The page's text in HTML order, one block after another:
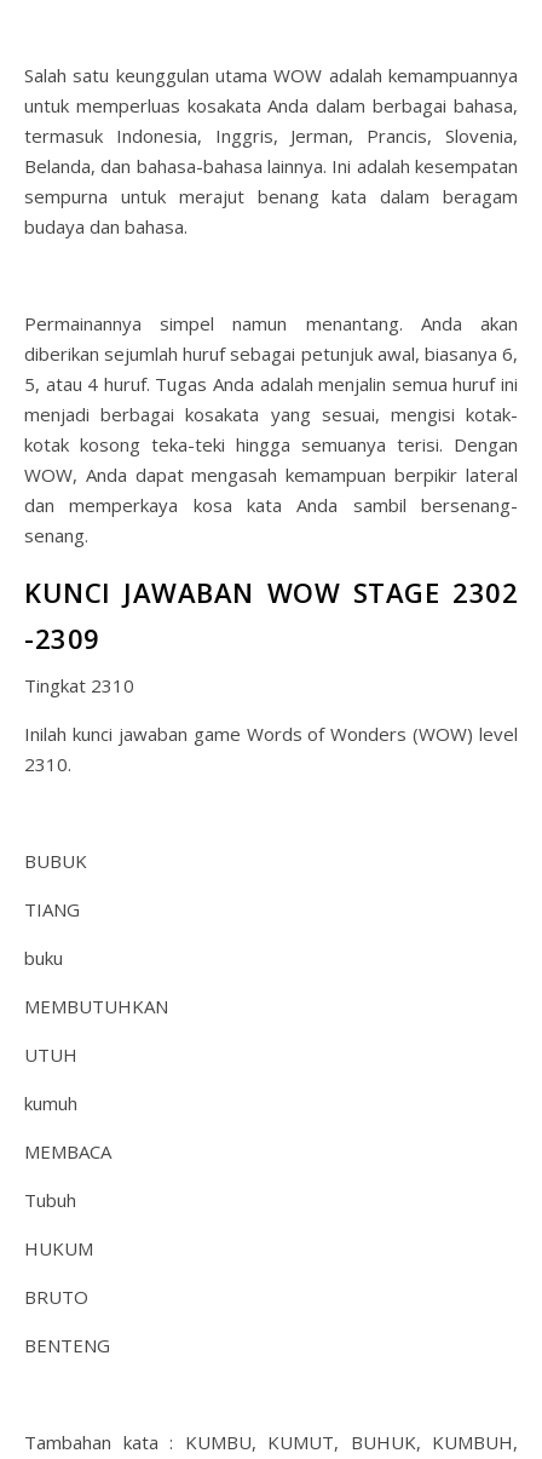
Salah satu keunggulan utama WOW adalah kemampuannya
untuk memperluas kosakata Anda dalam berbagai bahasa,
termasuk Indonesia, Inggris, Jerman, Prancis, Slovenia,
Belanda, dan bahasa-bahasa lainnya. Ini adalah kesempatan
sempurna untuk merajut benang kata dalam beragam
budaya dan bahasa.
Permainannya simpel namun menantang. Anda akan
diberikan sejumlah huruf sebagai petunjuk awal, biasanya 6,
5, atau 4 huruf. Tugas Anda adalah menjalin semua huruf ini
menjadi berbagai kosakata yang sesuai, mengisi kotak-
kotak kosong teka-teki hingga semuanya terisi. Dengan
WOW, Anda dapat mengasah kemampuan berpikir lateral
dan memperkaya kosa kata Anda sambil bersenang-
senang.
KUNCI JAWABAN WOW STAGE 2302
-2309
Tingkat 2310
Inilah kunci jawaban game Words of Wonders (WOW) level
2310.
BUBUK
TIANG
buku
MEMBUTUHKAN
UTUH
kumuh
MEMBACA
Tubuh
HUKUM
BRUTO
BENTENG
Tambahan kata : KUMBU, KUMUT, BUHUK, KUMBUH,